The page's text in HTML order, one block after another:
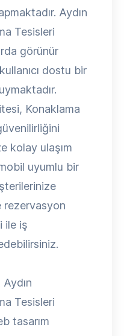
Aydın
Tesisleri
görünür
dostu bir
Konaklama
kolay ulaşım
uyumlu bir
rezervasyon
ile iş
Tesisleri
tasarım